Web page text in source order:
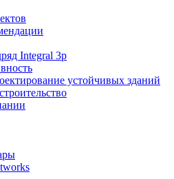
Integral 3p
устойчивых зданий